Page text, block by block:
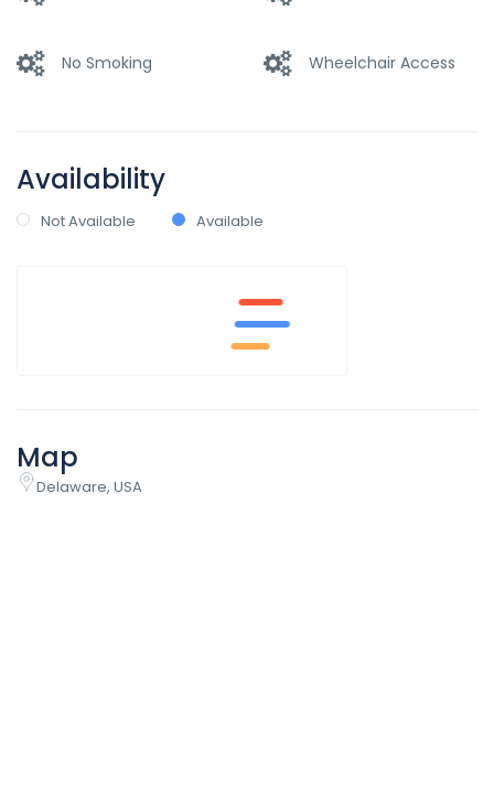
No Smoking Wheelchair Access
Availability
Not Available Available
Map
Delaware, USA